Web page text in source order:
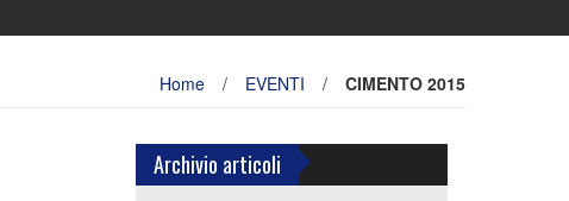
Home / EVENTI / CIMENTO 2015
Archivio articoli